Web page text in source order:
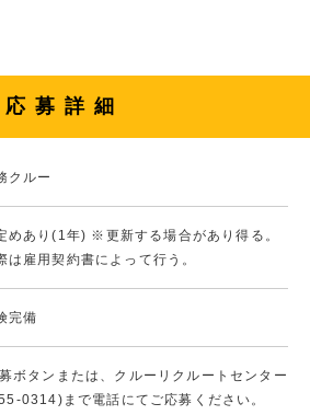
応募詳細
クルー
めあり(1年) ※更新する場合があり得る。
は雇用契約書によって行う。
完備
ボタンまたは、クルーリクルートセンター
0314)まで電話にてご応募ください。